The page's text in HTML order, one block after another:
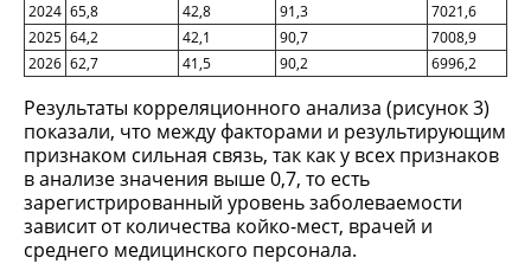
2024 65,8 42,8 91,3
7021,6
2025 64,2 42,1 90,7
7008,9
2026 62,7 41,5 90,2 6996,2
Результаты корреляционного анализа (рисунок 3)
показали, что между факторами и результирующим
признаком сильная связь, так как у всех признаков
в анализе значения выше 0,7, то есть
зарегистрированный уровень заболеваемости
зависит от количества койко-мест, врачей и
среднего медицинского персонала.